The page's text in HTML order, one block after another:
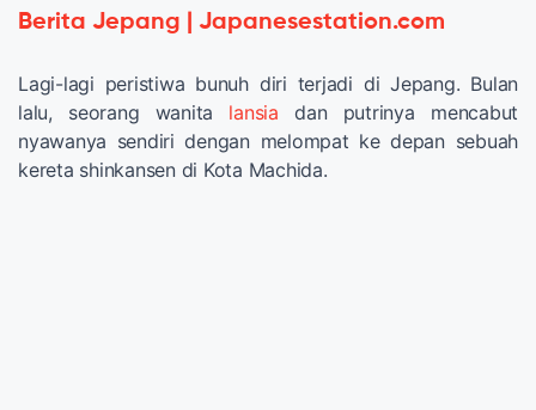
Berita Jepang | Japanesestation.com
Lagi-lagi peristiwa bunuh diri terjadi di Jepang. Bulan
lalu, seorang wanita lansia dan putrinya mencabut
nyawanya sendiri dengan melompat ke depan sebuah
kereta shinkansen di Kota Machida.